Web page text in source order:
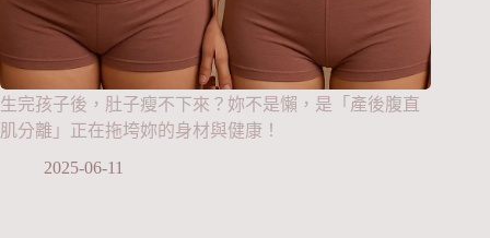
生完孩子後，肚子瘦不下來？妳不是懶，是「產後腹直
肌分離」正在拖垮妳的身材與健康！
2025-06-11